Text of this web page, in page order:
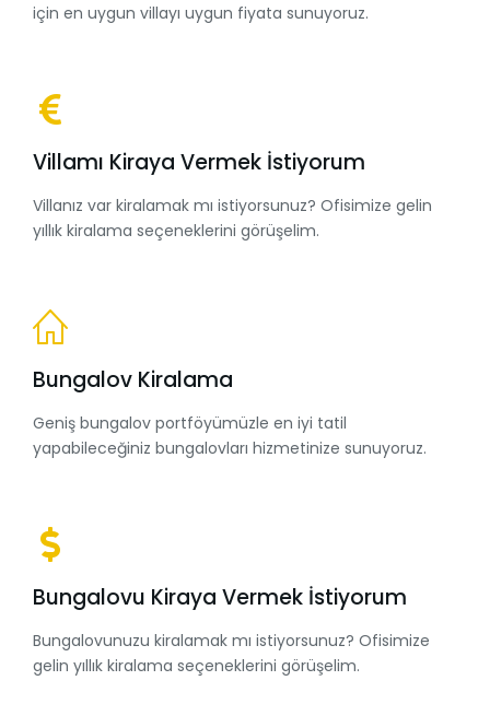
için en uygun villayı uygun fiyata sunuyoruz.
Villamı Kiraya Vermek İstiyorum
Villanız var kiralamak mı istiyorsunuz? Ofisimize gelin
yıllık kiralama seçeneklerini görüşelim.
Bungalov Kiralama
Geniş bungalov portföyümüzle en iyi tatil
yapabileceğiniz bungalovları hizmetinize sunuyoruz.
Bungalovu Kiraya Vermek İstiyorum
Bungalovunuzu kiralamak mı istiyorsunuz? Ofisimize
gelin yıllık kiralama seçeneklerini görüşelim.